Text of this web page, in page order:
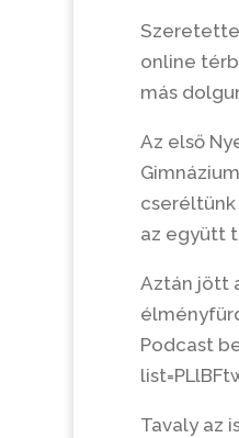
online
más
Az első
cseréltünk
az együtt
Aztán jött
Podcast
Tavaly az